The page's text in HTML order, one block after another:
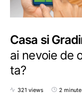
Casa si
ai nevoie de
ta?
321 views 2